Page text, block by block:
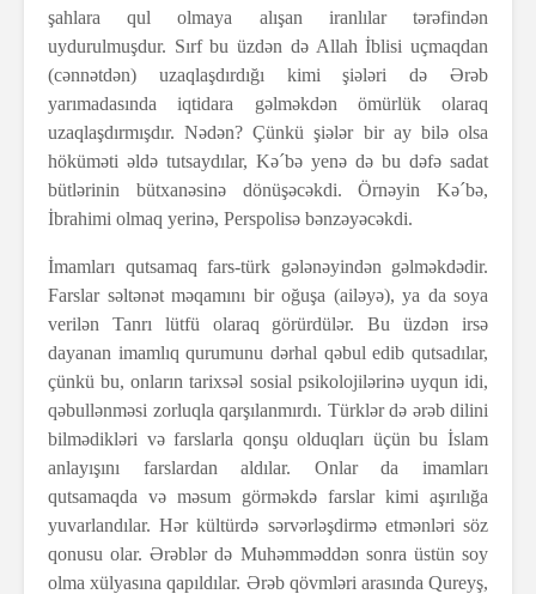
şahlara qul olmaya alışan iranlılar tərəfindən
uydurulmuşdur. Sırf bu üzdən də Allah İblisi uçmaqdan
(cənnətdən) uzaqlaşdırdığı kimi şiələri də Ərəb
yarımadasında iqtidara gəlməkdən ömürlük olaraq
uzaqlaşdırmışdır. Nədən? Çünkü şiələr bir ay bilə olsa
höküməti əldə tutsaydılar, Kə´bə yenə də bu dəfə sadat
bütlərinin bütxanəsinə dönüşəcəkdi. Örnəyin Kə´bə,
İbrahimi olmaq yerinə, Perspolisə bənzəyəcəkdi.
İmamları qutsamaq fars-türk gələnəyindən gəlməkdədir.
Farslar səltənət məqamını bir oğuşa (ailəyə), ya da soya
verilən Tanrı lütfü olaraq görürdülər. Bu üzdən irsə
dayanan imamlıq qurumunu dərhal qəbul edib qutsadılar,
çünkü bu, onların tarixsəl sosial psikolojilərinə uyqun idi,
qəbullənməsi zorluqla qarşılanmırdı. Türklər də ərəb dilini
bilmədikləri və farslarla qonşu olduqları üçün bu İslam
anlayışını farslardan aldılar. Onlar da imamları
qutsamaqda və məsum görməkdə farslar kimi aşırılığa
yuvarlandılar. Hər kültürdə sərvərləşdirmə etmənləri söz
qonusu olar. Ərəblər də Muhəmməddən sonra üstün soy
olma xülyasına qapıldılar. Ərəb qövmləri arasında Qureyş,